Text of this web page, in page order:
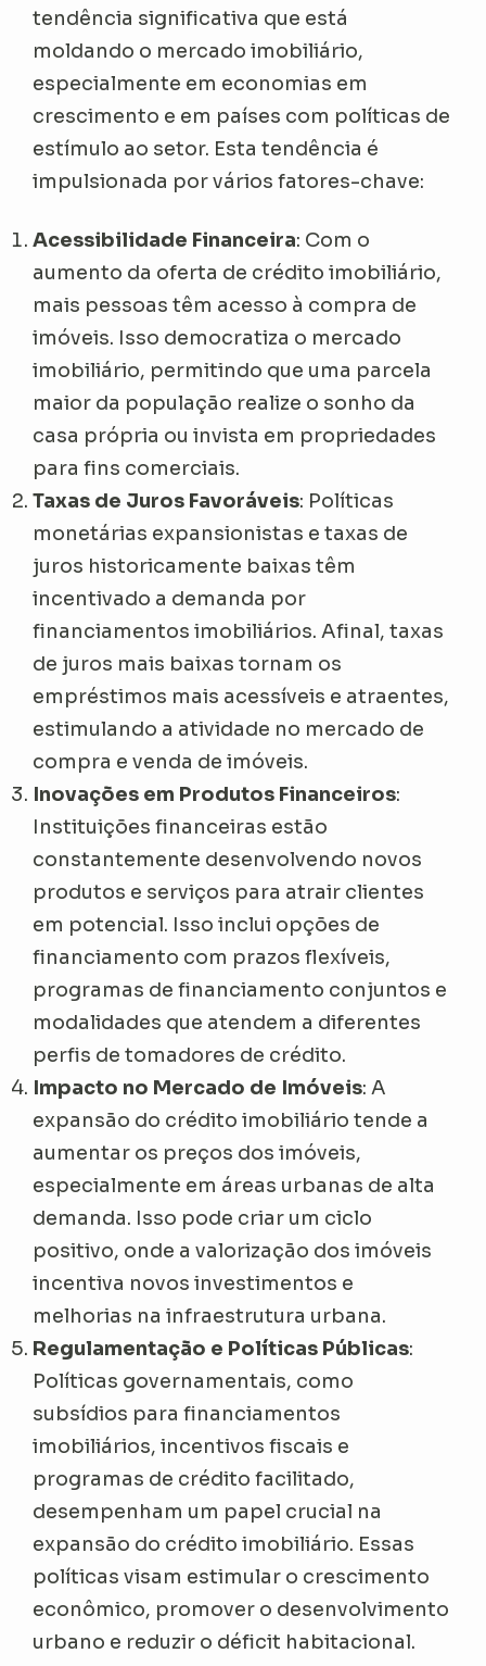
tendência significativa que está
moldando o mercado imobiliário,
especialmente em economias em
crescimento e em países com políticas de
estímulo ao setor. Esta tendência é
impulsionada por vários fatores-chave:
Acessibilidade Financeira: Com o
aumento da oferta de crédito imobiliário,
mais pessoas têm acesso à compra de
imóveis. Isso democratiza o mercado
imobiliário, permitindo que uma parcela
maior da população realize o sonho da
casa própria ou invista em propriedades
para fins comerciais.
Taxas de Juros Favoráveis: Políticas
monetárias expansionistas e taxas de
juros historicamente baixas têm
incentivado a demanda por
financiamentos imobiliários. Afinal, taxas
de juros mais baixas tornam os
empréstimos mais acessíveis e atraentes,
estimulando a atividade no mercado de
compra e venda de imóveis.
Inovações em Produtos Financeiros:
Instituições financeiras estão
constantemente desenvolvendo novos
produtos e serviços para atrair clientes
em potencial. Isso inclui opções de
financiamento com prazos flexíveis,
programas de financiamento conjuntos e
modalidades que atendem a diferentes
perfis de tomadores de crédito.
Impacto no Mercado de Imóveis: A
expansão do crédito imobiliário tende a
aumentar os preços dos imóveis,
especialmente em áreas urbanas de alta
demanda. Isso pode criar um ciclo
positivo, onde a valorização dos imóveis
incentiva novos investimentos e
melhorias na infraestrutura urbana.
Regulamentação e Políticas Públicas:
Políticas governamentais, como
subsídios para financiamentos
imobiliários, incentivos fiscais e
programas de crédito facilitado,
desempenham um papel crucial na
expansão do crédito imobiliário. Essas
políticas visam estimular o crescimento
econômico, promover o desenvolvimento
urbano e reduzir o déficit habitacional.